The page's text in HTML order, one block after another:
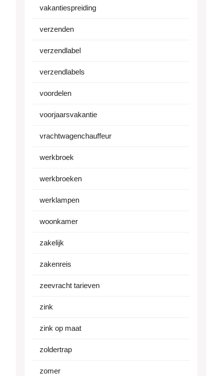
vakantiespreiding
verzenden
verzendlabel
verzendlabels
voordelen
voorjaarsvakantie
vrachtwagenchauffeur
werkbroek
werkbroeken
werklampen
woonkamer
zakelijk
zakenreis
zeevracht tarieven
zink
zink op maat
zoldertrap
zomer